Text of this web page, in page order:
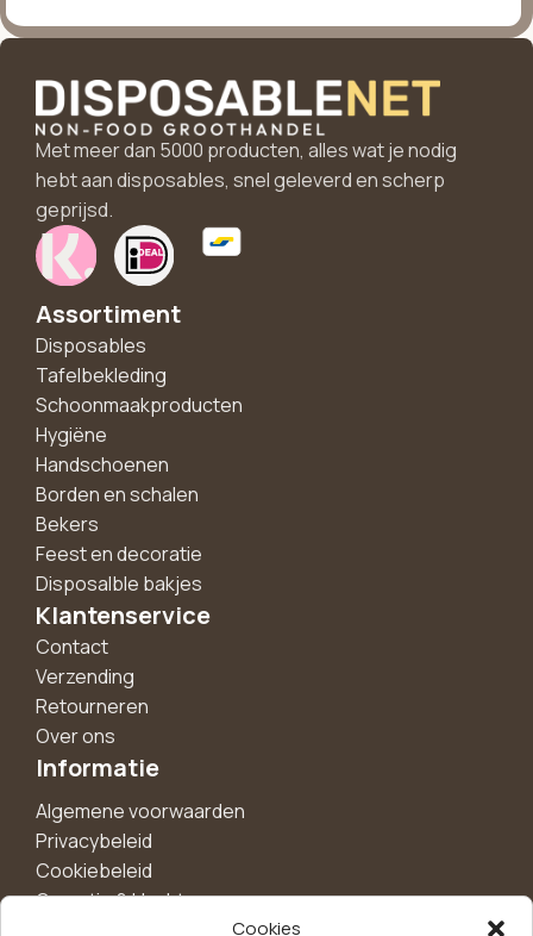
Cookies
Met meer dan 5000 producten, alles wat je nodig
hebt aan disposables, snel geleverd en scherp
geprijsd.
Assortiment
Disposables
Tafelbekleding
Schoonmaakproducten
Hygiëne
Handschoenen
Borden en schalen
Bekers
Feest en decoratie
Disposalble bakjes
Klantenservice
Contact
Verzending
Retourneren
Over ons
Informatie
Algemene voorwaarden
Privacybeleid
Cookiebeleid
Garantie & klachten